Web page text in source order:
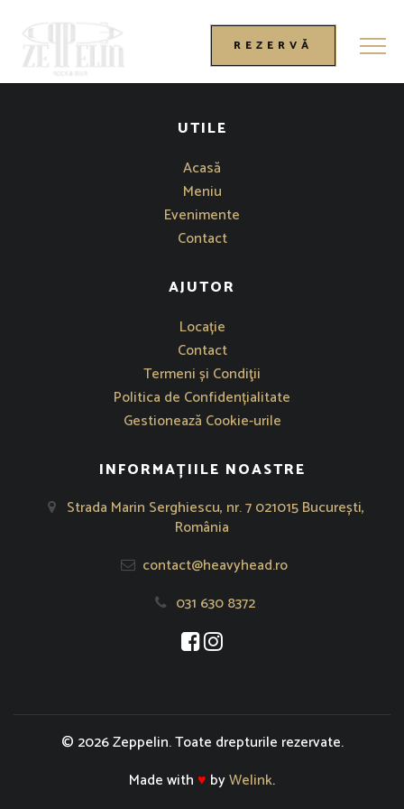
REZERVĂ
UTILE
Acasă
Meniu
Evenimente
Contact
AJUTOR
Se deschide într-o fereastră nouă
Locație
Contact
Termeni și Condiţii
Politica de Confidențialitate
Gestionează Cookie-urile
INFORMAȚIILE NOASTRE
Strada Marin Serghiescu, nr. 7 021015 București,
România
contact@heavyhead.ro
031 630 8372
Se deschide într-o fereastră nouă
Se deschide într-o fereastră
© 2026 Zeppelin. Toate drepturile rezervate.
Made with♥ byWelink.